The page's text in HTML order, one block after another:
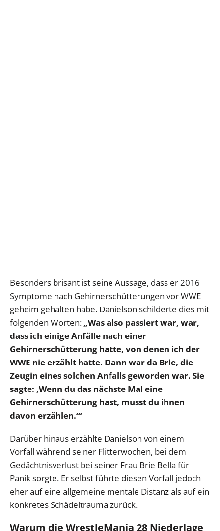
Besonders brisant ist seine Aussage, dass er 2016
Symptome nach Gehirnerschütterungen vor WWE
geheim gehalten habe. Danielson schilderte dies mit
folgenden Worten: „Was also passiert war, war,
dass ich einige Anfälle nach einer
Gehirnerschütterung hatte, von denen ich der
WWE nie erzählt hatte. Dann war da Brie, die
Zeugin eines solchen Anfalls geworden war. Sie
sagte: ‚Wenn du das nächste Mal eine
Gehirnerschütterung hast, musst du ihnen
davon erzählen.‘“
Darüber hinaus erzählte Danielson von einem
Vorfall während seiner Flitterwochen, bei dem
Gedächtnisverlust bei seiner Frau Brie Bella für
Panik sorgte. Er selbst führte diesen Vorfall jedoch
eher auf eine allgemeine mentale Distanz als auf ein
konkretes Schädeltrauma zurück.
Warum die WrestleMania 28 Niederlage